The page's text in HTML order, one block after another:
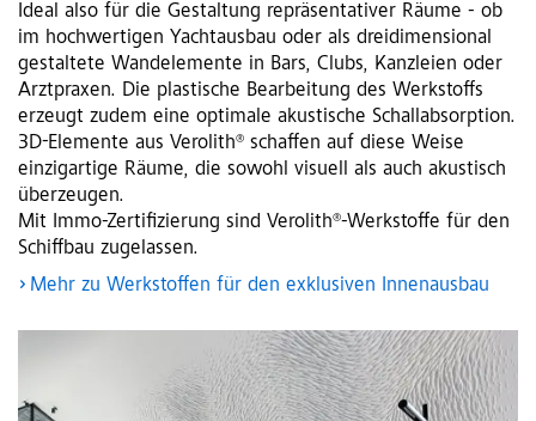
Ideal also für die Gestaltung repräsentativer Räume - ob
im hochwertigen Yachtausbau oder als dreidimensional
gestaltete Wandelemente in Bars, Clubs, Kanzleien oder
Arztpraxen. Die plastische Bearbeitung des Werkstoffs
erzeugt zudem eine optimale akustische Schallabsorption.
3D-Elemente aus Verolith® schaffen auf diese Weise
einzigartige Räume, die sowohl visuell als auch akustisch
überzeugen.
Mit Immo-Zertifizierung sind Verolith®-Werkstoffe für den
Schiffbau zugelassen.
Mehr zu Werkstoffen für den exklusiven Innenausbau